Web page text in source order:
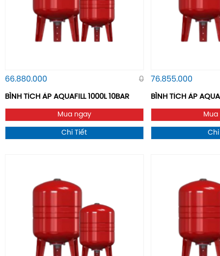
66.880.000 0
BÌNH TÍCH ÁP AQUAFILL 1000L 10BAR
Mua ngay
Chi Tiết
76.855.000
BÌNH TÍCH ÁP